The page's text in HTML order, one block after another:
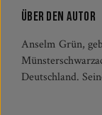
Über den Autor
Anselm Grün,
Deutschland.